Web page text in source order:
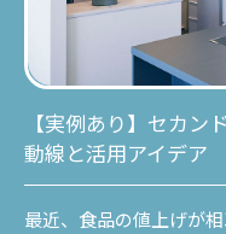
【実例あり】セカン
動線と活用アイデア
最近、食品の値上げが